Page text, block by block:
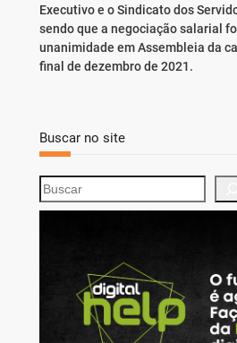
Executivo e o Sindicato dos
sendo que a negociação salarial
unanimidade em Assembleia da
final de dezembro de 2021.
Buscar no site
S
e